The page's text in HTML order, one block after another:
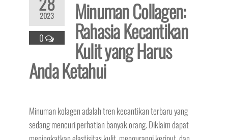
2023
0
Minuman Collagen:
Rahasia Kecantikan
Kulit yang Harus
Anda Ketahui
Minuman kolagen adalah tren kecantikan terbaru yang
sedang mencuri perhatian banyak orang. Diklaim dapat